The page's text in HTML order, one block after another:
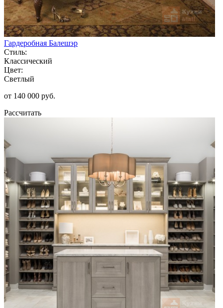
Гардеробная Балешэр
Стиль:
Классический
Цвет:
Светлый
от 140 000 руб.
Рассчитать